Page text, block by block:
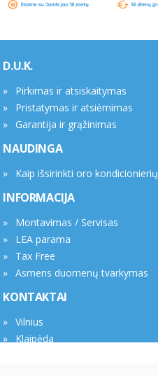
D.U.K.
Pirkimas ir atsiskaitymas
Pristatymas ir atsiėmimas
Garantija ir grąžinimas
NAUDINGA
Kaip išsirinkti oro kondicionierių
INFORMACIJA
Montavimas / Servisas
LEA parama
Tax Free
Asmens duomenų tvarkymas
KONTAKTAI
Vilnius
Klaipėda